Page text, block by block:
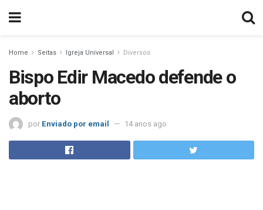
Home Seitas Igreja Universal Diversos
Bispo Edir Macedo defende o
aborto
por Enviado por email 14 anos ago